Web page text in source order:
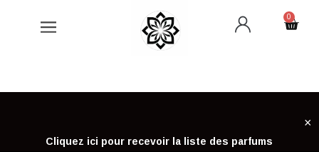
0
Cart
Cliquez ici pour recevoir la liste des parfums
×